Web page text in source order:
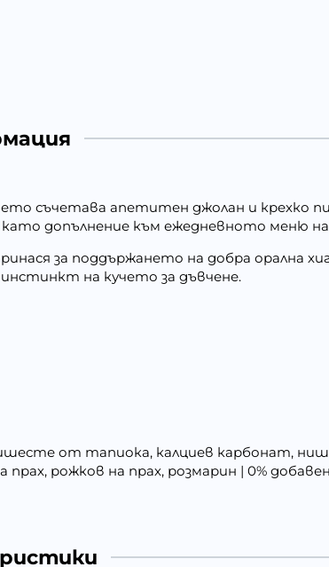
съчетава апетитен джолан и крехко
допълнение към ежедневното меню
за поддържането на добра орална
на кучето за дъвчене.
от тапиока, калциев карбонат,
рожков на прах, розмарин | 0%